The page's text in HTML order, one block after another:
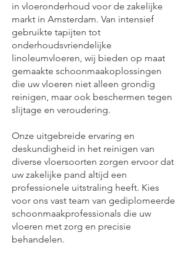
in vloeronderhoud voor de zakelijke
markt in Amsterdam. Van intensief
gebruikte tapijten tot
onderhoudsvriendelijke
linoleumvloeren, wij bieden op maat
gemaakte schoonmaakoplossingen
die uw vloeren niet alleen grondig
reinigen, maar ook beschermen tegen
slijtage en veroudering.
Onze uitgebreide ervaring en
deskundigheid in het reinigen van
diverse vloersoorten zorgen ervoor dat
uw zakelijke pand altijd een
professionele uitstraling heeft. Kies
voor ons vast team van gediplomeerde
schoonmaakprofessionals die uw
vloeren met zorg en precisie
behandelen.